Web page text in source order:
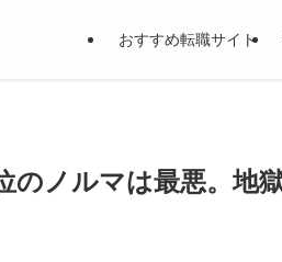
おすすめ転職サイト
のノルマは最悪。地